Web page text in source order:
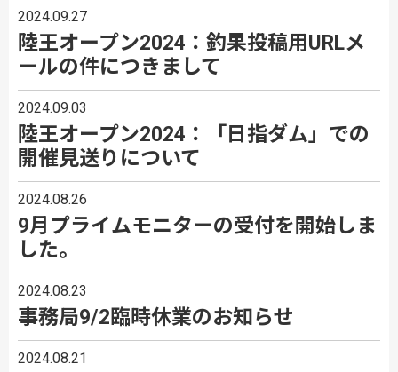
2024.09.27
陸王オープン2024：釣果投稿用URLメ
ールの件につきまして
2024.09.03
陸王オープン2024：「日指ダム」での
開催見送りについて
2024.08.26
9月プライムモニターの受付を開始しま
した。
2024.08.23
事務局9/2臨時休業のお知らせ
2024.08.21